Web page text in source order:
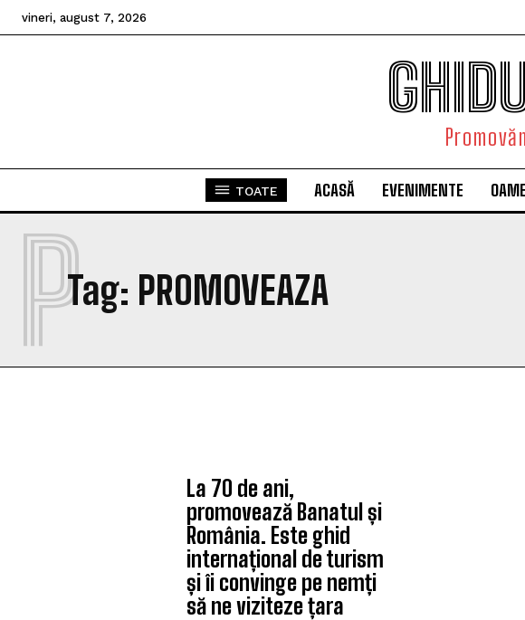
vineri, august 7, 2026
TOATE ACASĂ EVENIMENTE
Tag: PROMOVEAZA
P
La 70 de ani,
promovează Banatul și
România. Este ghid
internațional de turism
și îi convinge pe nemți
să ne viziteze țara